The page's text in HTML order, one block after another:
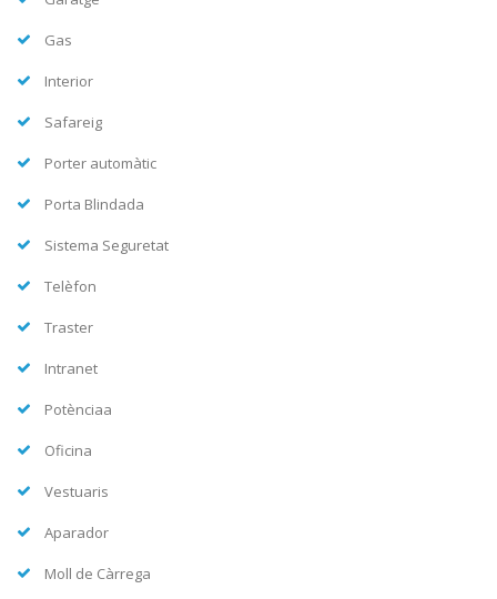
Gas
Interior
Safareig
Porter automàtic
Porta Blindada
Sistema Seguretat
Telèfon
Traster
Intranet
Potènciaa
Oficina
Vestuaris
Aparador
Moll de Càrrega